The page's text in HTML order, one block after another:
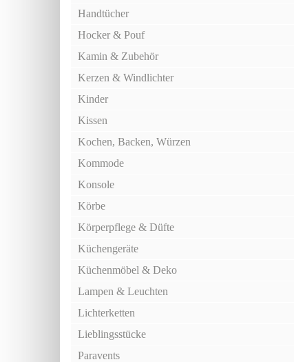
Handtücher
Hocker & Pouf
Kamin & Zubehör
Kerzen & Windlichter
Kinder
Kissen
Kochen, Backen, Würzen
Kommode
Konsole
Körbe
Körperpflege & Düfte
Küchengeräte
Küchenmöbel & Deko
Lampen & Leuchten
Lichterketten
Lieblingsstücke
Paravents